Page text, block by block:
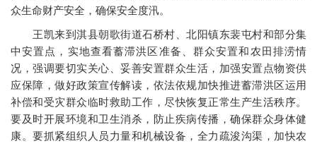
众生命财产安全，确保安全度汛。
王凯来到淇县朝歌街道石桥村、北阳镇东裴屯村和部分集
中安置点，实地查看蓄滞洪区准备、群众安置和农田排涝情
况，强调要切实关心、妥善安置群众生活，加强安置点物资供
应保障，做好政策宣传解读，依法依规加快推进蓄滞洪区运用
补偿和受灾群众临时救助工作，尽快恢复正常生产生活秩序。
要及时开展环境和卫生消杀，防止疾病传播，确保群众身体健
康。要抓紧组织人员力量和机械设备，全力疏浚沟渠，加快农